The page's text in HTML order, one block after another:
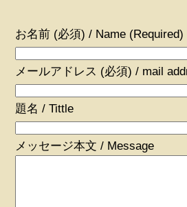
お名前 (必須) / Name (Required)
メールアドレス (必須) / mail
題名 / Tittle
メッセージ本文 / Message